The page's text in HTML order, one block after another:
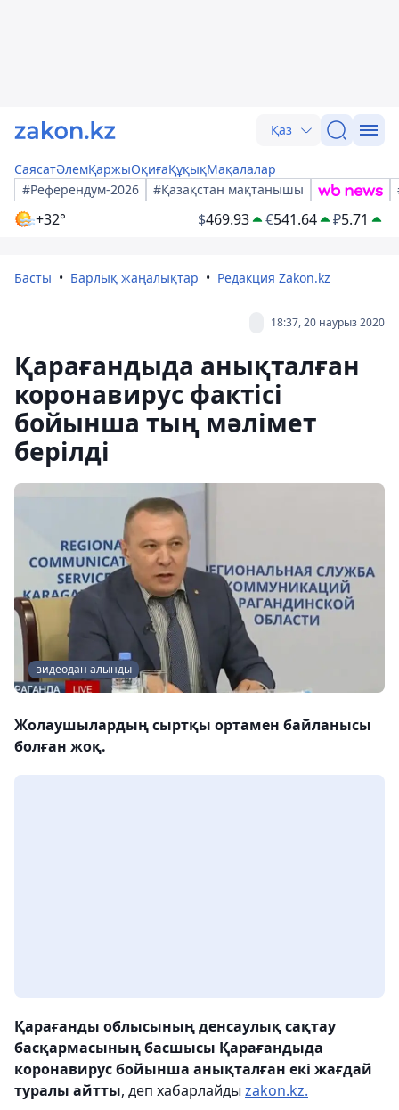
Қаз
СаясатӘлемҚаржыОқиғаҚұқықМақалалар
#Референдум-2026
#Қазақстан мақтанышы
+32° $469.93 €541.64 ₽5.71
Басты Барлық жаңалықтар Редакция Zakon.kz
18:37, 20 наурыз 2020
Қарағандыда анықталған
коронавирус фактісі
бойынша тың мәлімет
берілді
видеодан алынды
Жолаушылардың сыртқы ортамен байланысы
болған жоқ.
Қарағанды ​​облысының денсаулық сақтау
басқармасының басшысы Қарағандыда
коронавирус бойынша анықталған екі жағдай
туралы айтты, деп хабарлайды zakon.kz.